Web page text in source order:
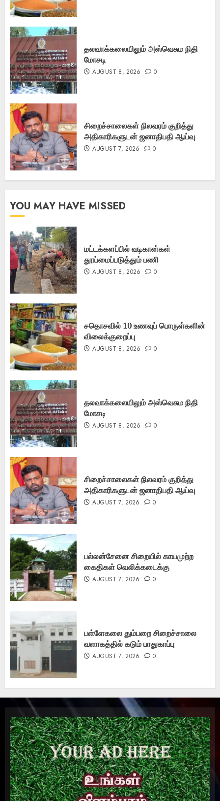
தலவாக்கலையிலும் அஸ்வெசும நிதி
மோசடி
AUGUST 8, 2026 0
சிறைச்சாலைகள் நிலவரம் குறித்து
அதிகாரிகளுடன் ஜனாதிபதி ஆய்வு
AUGUST 7, 2026 0
YOU MAY HAVE MISSED
மட்டக்களப்பில் வடிகான்கள்
தூய்மைப்படுத்தும் பணி
AUGUST 8, 2026 0
சதொசவில் 10 உணவுப் பொருள்களின்
விலைக்குறைப்பு
AUGUST 8, 2026 0
தலவாக்கலையிலும் அஸ்வெசும நிதி
மோசடி
AUGUST 8, 2026 0
சிறைச்சாலைகள் நிலவரம் குறித்து
அதிகாரிகளுடன் ஜனாதிபதி ஆய்வு
AUGUST 7, 2026 0
பல்லன்சேனை சிறையில் காயமுற்ற
கைதிகள் வெலிக்கடைக்கு
AUGUST 7, 2026 0
பள்ளேகலை தும்பறை சிறைச்சாலை
வளாகத்தில் கடும் பாதுகாப்பு
AUGUST 7, 2026 0